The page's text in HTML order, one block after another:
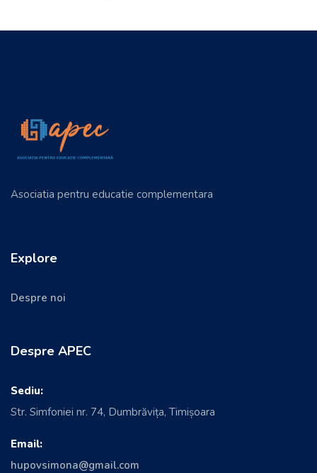
Asociatia pentru educatie complementara
Explore
Despre noi
Despre APEC
Sediu:
Str. Simfoniei nr. 74, Dumbrăvița, Timișoara
Email:
hupovsimona@gmail.com